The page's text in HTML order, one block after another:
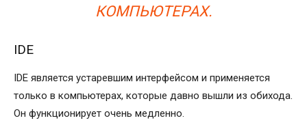
КОМПЬЮТЕРАХ.
IDE
IDE является устаревшим интерфейсом и применяется
только в компьютерах, которые давно вышли из обихода.
Он функционирует очень медленно.